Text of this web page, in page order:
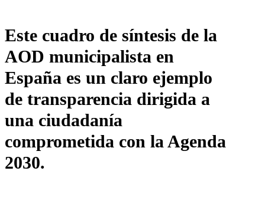
Este cuadro de síntesis de la
AOD municipalista en
España es un claro ejemplo
de transparencia dirigida a
una ciudadanía
comprometida con la Agenda
2030.